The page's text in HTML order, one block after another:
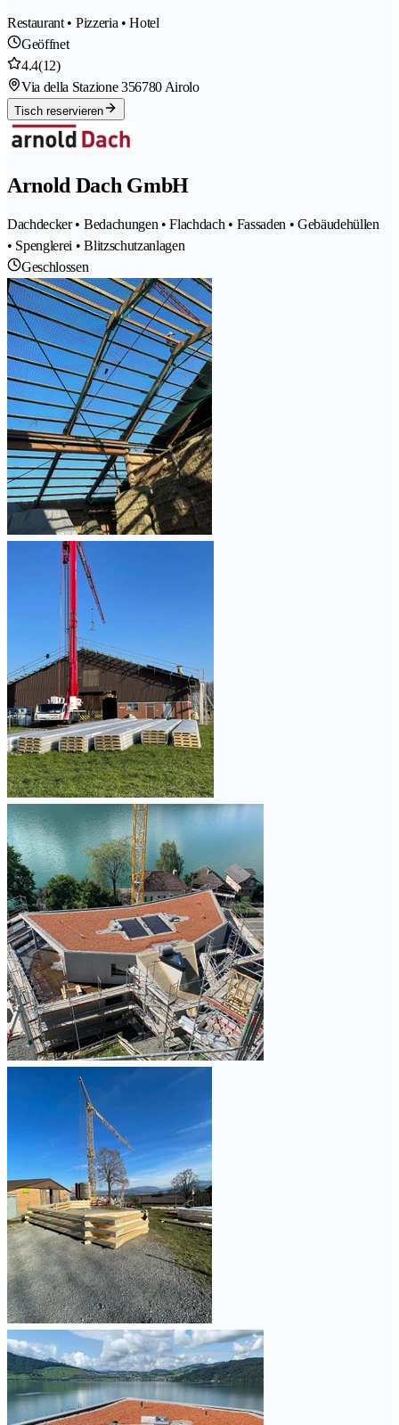
Restaurant • Pizzeria • Hotel
Geöffnet
4.4(12)
Via della Stazione 356780 Airolo
Tisch reservieren
Arnold Dach GmbH
Dachdecker • Bedachungen • Flachdach • Fassaden • Gebäudehüllen
• Spenglerei • Blitzschutzanlagen
Geschlossen